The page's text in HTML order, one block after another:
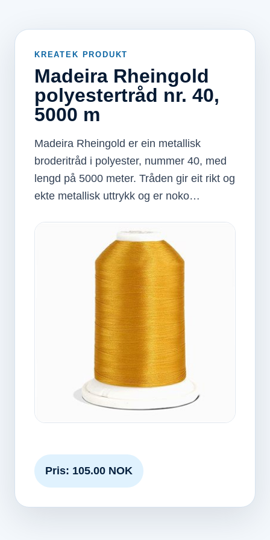
KREATEK PRODUKT
Madeira Rheingold
polyestertråd nr. 40,
5000 m
Madeira Rheingold er ein metallisk
broderitråd i polyester, nummer 40, med
lengd på 5000 meter. Tråden gir eit rikt og
ekte metallisk uttrykk og er noko…
Pris: 105.00 NOK